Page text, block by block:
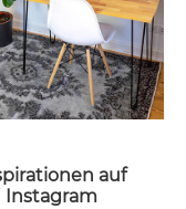
auf
Instagram